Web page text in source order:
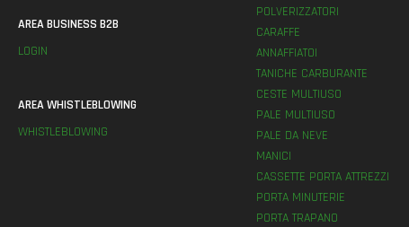
AREA BUSINESS B2B
LOGIN
AREA WHISTLEBLOWING
WHISTLEBLOWING
POLVERIZZATORI
CARAFFE
ANNAFFIATOI
TANICHE CARBURANTE
CESTE MULTIUSO
PALE MULTIUSO
PALE DA NEVE
MANICI
CASSETTE PORTA ATTREZZI
PORTA MINUTERIE
PORTA TRAPANO